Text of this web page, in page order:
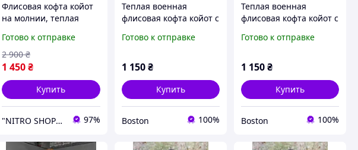
Флисовая кофта койот
на молнии, теплая
флиска койот зсу L
Готово к отправке
1 450₴
2 900 ₴
Купить
"NITRO SHOP" Інтернет магазин 97%
Теплая военная
флисовая кофта койот с
военная кофта флиска,
койот _M2_zx8c
Готово к отправке
1 150 ₴
Купить
Boston 100%
Теплая военная
флисовая кофта койот с
военная кофта флиска,
"Пихота" койот
_M2_zx8c
Готово к отправке
1 150₴
Купить
Boston 100%